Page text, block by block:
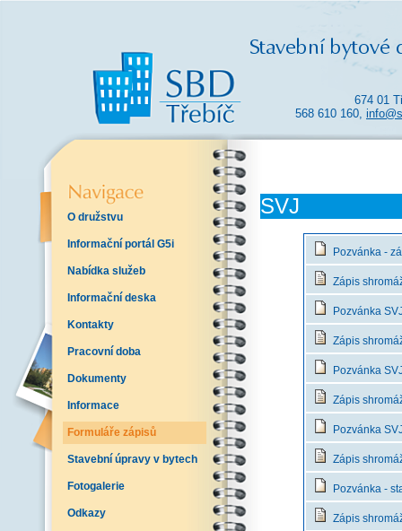
674 01
568 610 160,
O družstvu
Informační portál G5i
Nabídka služeb
Informační deska
Kontakty
Pracovní doba
Dokumenty
Informace
Formuláře zápisů
Stavební úpravy v bytech
Fotogalerie
Odkazy
SVJ
Pozvánka -
Zápis
Pozvánka
Zápis
Pozvánka
Zápis
Pozvánka
Zápis
Pozvánka -
Zápis